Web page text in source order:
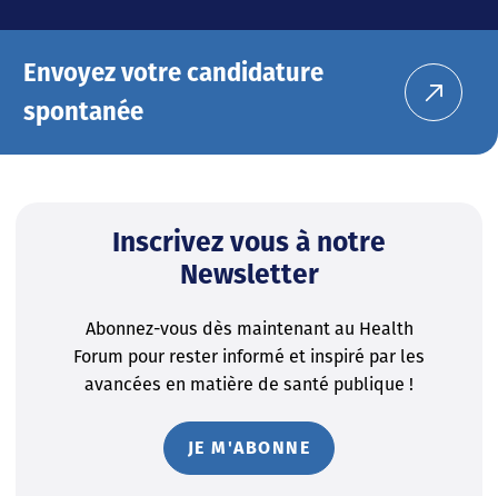
Envoyez votre candidature
spontanée
Inscrivez vous à notre
Newsletter
Abonnez-vous dès maintenant au Health
Forum pour rester informé et inspiré par les
avancées en matière de santé publique !
JE M'ABONNE